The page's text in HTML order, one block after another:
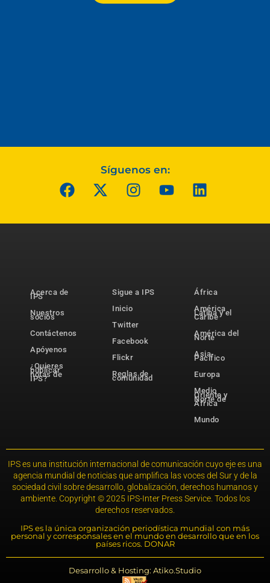
Síguenos en:
Acerca de
IPS
Nuestros
socios
Contáctenos
Apóyenos
¿Quieres
publicar
notas de
IPS?
Sigue a IPS
Inicio
Twitter
Facebook
Flickr
Reglas de
comunidad
África
América
Latina y el
Caribe
América del
Norte
Asia-
Pacífico
Europa
Medio
Oriente y
Norte de
África
Mundo
IPS es una institución internacional de comunicación cuyo eje es una
agencia mundial de noticias que amplifica las voces del Sur y de la
sociedad civil sobre desarrollo, globalización, derechos humanos y
ambiente. Copyright © 2025 IPS-Inter Press Service. Todos los
derechos reservados.
IPS es la única organización periodística mundial con más
personal y corresponsales en el mundo en desarrollo que en los
países ricos. DONAR
Desarrollo & Hosting: Atiko.Studio